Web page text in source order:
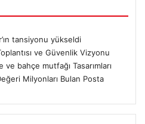
tansiyonu yükseldi
ve Güvenlik Vizyonu
bahçe mutfağı Tasarımları
Milyonları Bulan Posta